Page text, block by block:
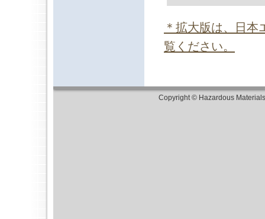
＊拡大版は、日
覧ください。
Copyright © Hazardous